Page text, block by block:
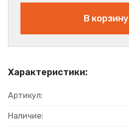
Характеристики:
Артикул:
Наличие:
В корзину